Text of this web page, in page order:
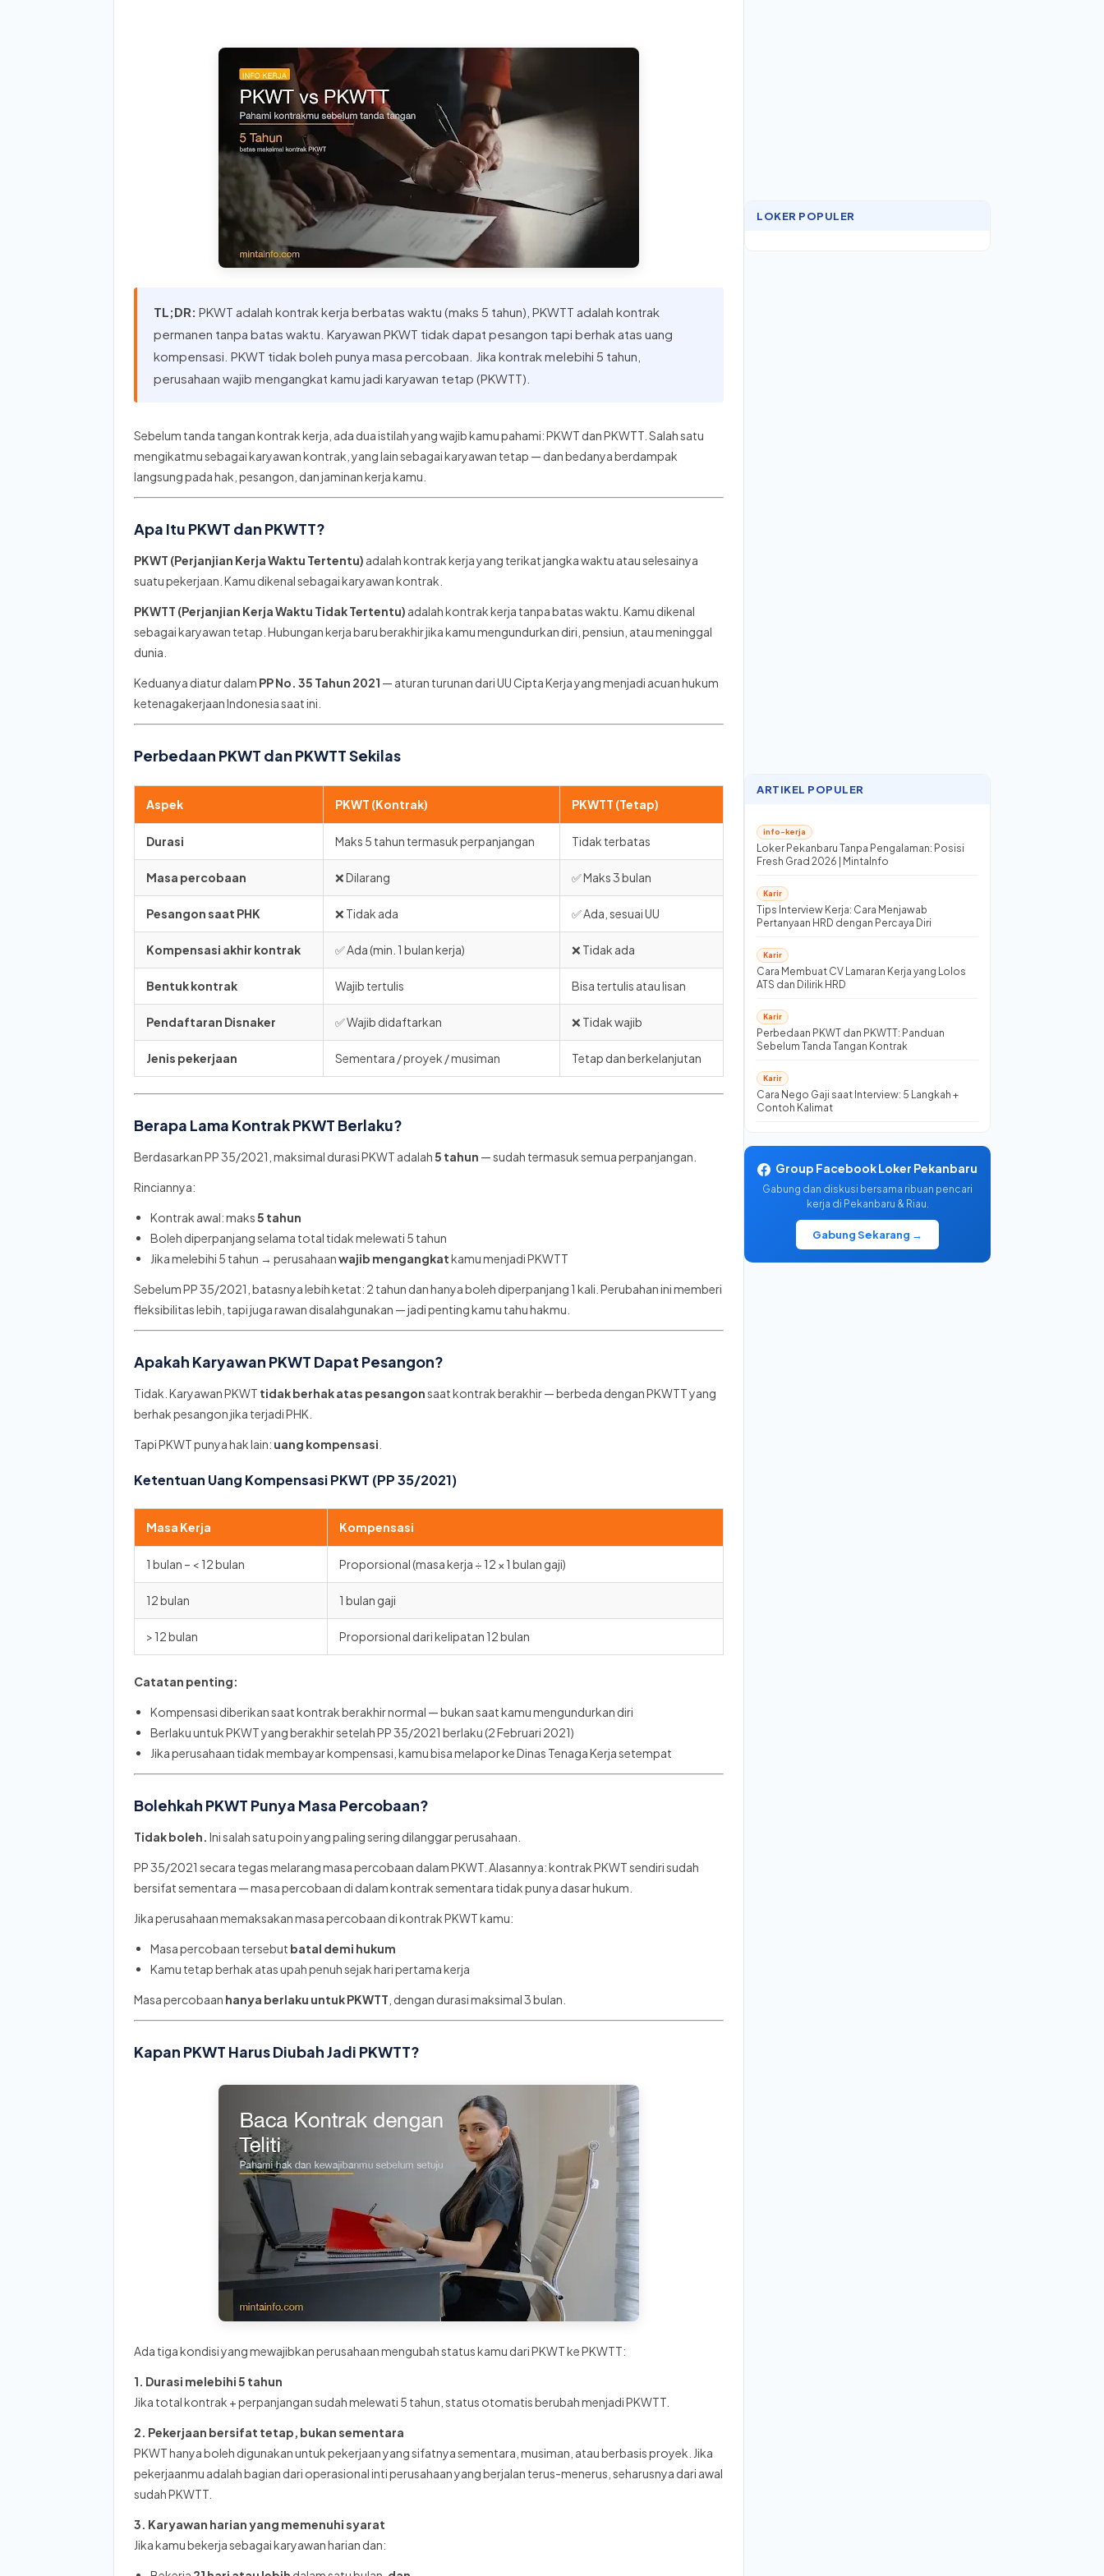
TL;DR: PKWT adalah kontrak kerja berbatas waktu (maks 5 tahun), PKWTT adalah kontrak
permanen tanpa batas waktu. Karyawan PKWT tidak dapat pesangon tapi berhak atas uang
kompensasi. PKWT tidak boleh punya masa percobaan. Jika kontrak melebihi 5 tahun,
perusahaan wajib mengangkat kamu jadi karyawan tetap (PKWTT).
Sebelum tanda tangan kontrak kerja, ada dua istilah yang wajib kamu pahami: PKWT dan PKWTT. Salah satu
mengikatmu sebagai karyawan kontrak, yang lain sebagai karyawan tetap — dan bedanya berdampak
langsung pada hak, pesangon, dan jaminan kerja kamu.
Apa Itu PKWT dan PKWTT?
PKWT (Perjanjian Kerja Waktu Tertentu) adalah kontrak kerja yang terikat jangka waktu atau selesainya
suatu pekerjaan. Kamu dikenal sebagai karyawan kontrak.
PKWTT (Perjanjian Kerja Waktu Tidak Tertentu) adalah kontrak kerja tanpa batas waktu. Kamu dikenal
sebagai karyawan tetap. Hubungan kerja baru berakhir jika kamu mengundurkan diri, pensiun, atau meninggal
dunia.
Keduanya diatur dalam PP No. 35 Tahun 2021 — aturan turunan dari UU Cipta Kerja yang menjadi acuan hukum
ketenagakerjaan Indonesia saat ini.
Perbedaan PKWT dan PKWTT Sekilas
Aspek PKWT (Kontrak) PKWTT (Tetap)
Durasi Maks 5 tahun termasuk perpanjangan Tidak terbatas
Masa percobaan ❌ Dilarang ✅ Maks 3 bulan
Pesangon saat PHK ❌ Tidak ada ✅ Ada, sesuai UU
Kompensasi akhir kontrak ✅ Ada (min. 1 bulan kerja) ❌ Tidak ada
Bentuk kontrak Wajib tertulis Bisa tertulis atau lisan
Pendaftaran Disnaker ✅ Wajib didaftarkan ❌ Tidak wajib
Jenis pekerjaan Sementara / proyek / musiman Tetap dan berkelanjutan
Berapa Lama Kontrak PKWT Berlaku?
Berdasarkan PP 35/2021, maksimal durasi PKWT adalah5 tahun — sudah termasuk semua perpanjangan.
Rinciannya:
Kontrak awal: maks5 tahun
Boleh diperpanjang selama total tidak melewati 5 tahun
Jika melebihi 5 tahun → perusahaanwajib mengangkatkamu menjadi PKWTT
Sebelum PP 35/2021, batasnya lebih ketat: 2 tahun dan hanya boleh diperpanjang 1 kali. Perubahan ini memberi
fleksibilitas lebih, tapi juga rawan disalahgunakan — jadi penting kamu tahu hakmu.
Apakah Karyawan PKWT Dapat Pesangon?
Tidak. Karyawan PKWT tidak berhak atas pesangonsaat kontrak berakhir — berbeda dengan PKWTT yang
berhak pesangon jika terjadi PHK.
Tapi PKWT punya hak lain: uang kompensasi
Ketentuan Uang Kompensasi PKWT (PP 35/2021)
Masa Kerja Kompensasi
1 bulan – < 12 bulan Proporsional (masa kerja ÷ 12 × 1 bulan gaji)
12 bulan 1 bulan gaji
> 12 bulan Proporsional dari kelipatan 12 bulan
Catatan penting:
Kompensasi diberikan saat kontrak berakhir normal — bukan saat kamu mengundurkan diri
Berlaku untuk PKWT yang berakhir setelah PP 35/2021 berlaku (2 Februari 2021)
Jika perusahaan tidak membayar kompensasi, kamu bisa melapor ke Dinas Tenaga Kerja setempat
Bolehkah PKWT Punya Masa Percobaan?
Tidak boleh. Ini salah satu poin yang paling sering dilanggar perusahaan.
PP 35/2021 secara tegas melarang masa percobaan dalam PKWT. Alasannya: kontrak PKWT sendiri sudah
bersifat sementara — masa percobaan di dalam kontrak sementara tidak punya dasar hukum.
Jika perusahaan memaksakan masa percobaan di kontrak PKWT kamu:
Masa percobaan tersebut batal demi hukum
Kamu tetap berhak atas upah penuh sejak hari pertama kerja
Masa percobaan hanya berlaku untuk PKWTT , dengan durasi maksimal 3 bulan.
Kapan PKWT Harus Diubah Jadi PKWTT?
Ada tiga kondisi yang mewajibkan perusahaan mengubah status kamu dari PKWT ke PKWTT:
1. Durasi melebihi 5 tahun
Jika total kontrak + perpanjangan sudah melewati 5 tahun, status otomatis berubah menjadi PKWTT.
2. Pekerjaan bersifat tetap, bukan sementara
PKWT hanya boleh digunakan untuk pekerjaan yang sifatnya sementara, musiman, atau berbasis proyek. Jika
pekerjaanmu adalah bagian dari operasional inti perusahaan yang berjalan terus-menerus, seharusnya dari awal
sudah PKWTT.
3. Karyawan harian yang memenuhi syarat
Jika kamu bekerja sebagai karyawan harian dan:
LOKER POPULER
ARTIKEL POPULER
info-kerja
Loker Pekanbaru Tanpa Pengalaman: Posisi
Fresh Grad 2026 | MintaInfo
Karir
Tips Interview Kerja: Cara Menjawab
Pertanyaan HRD dengan Percaya Diri
Karir
Cara Membuat CV Lamaran Kerja yang Lolos
ATS dan Dilirik HRD
Karir
Perbedaan PKWT dan PKWTT: Panduan
Sebelum Tanda Tangan Kontrak
Karir
Cara Nego Gaji saat Interview: 5 Langkah +
Contoh Kalimat
Group Facebook Loker Pekanbaru
Gabung dan diskusi bersama ribuan pencari
kerja di Pekanbaru & Riau.
Gabung Sekarang →